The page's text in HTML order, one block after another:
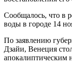
Сообщалось, что в
воды в городе 14
По заявлению
Дзайи, Венеция
апокалиптическим